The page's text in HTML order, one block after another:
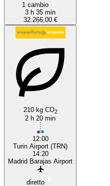
1 cambio
3 h 35 min
32.266,00 €
210 kg CO2
2 h 20 min
12:00
Turin Airport (TRN)
14:20
Madrid Barajas Airport
diretto